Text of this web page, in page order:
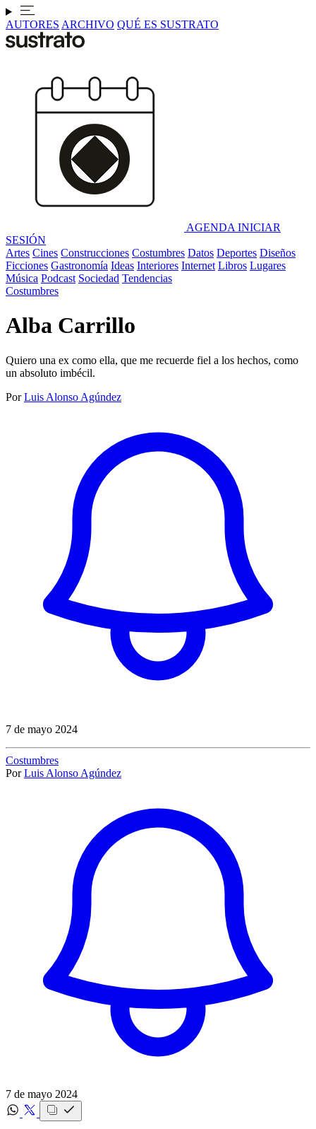
AUTORES ARCHIVO QUÉ ES SUSTRATO
AGENDA INICIAR
SESIÓN
Artes Cines Construcciones Costumbres Datos Deportes Diseños
Ficciones Gastronomía Ideas Interiores Internet Libros Lugares
Música Podcast Sociedad Tendencias
Costumbres
Alba Carrillo
Quiero una ex como ella, que me recuerde fiel a los hechos, como
un absoluto imbécil.
Por Luis Alonso Agúndez
7 de mayo 2024
Costumbres
Por Luis Alonso Agúndez
7 de mayo 2024